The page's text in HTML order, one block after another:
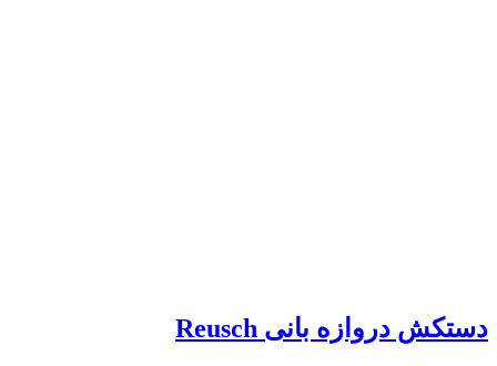
دستکش دروازه بانی Reusch